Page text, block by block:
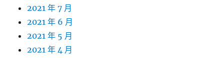
2021 年 7 月
2021 年 6 月
2021 年 5 月
2021 年 4 月